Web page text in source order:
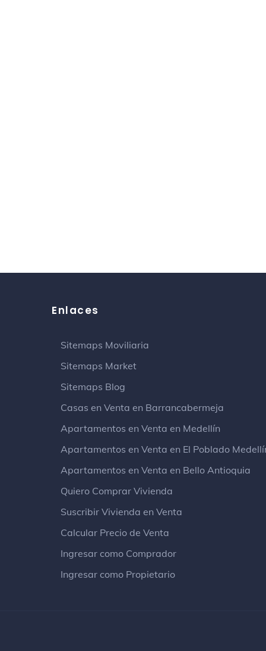
Enlaces
Sitemaps Moviliaria
Sitemaps Market
Sitemaps Blog
Casas en Venta en Barrancabermeja
Apartamentos en Venta en Medellín
Apartamentos en Venta en El Poblado
Apartamentos en Venta en Bello Antioquia
Quiero Comprar Vivienda
Suscribir Vivienda en Venta
Calcular Precio de Venta
Ingresar como Comprador
Ingresar como Propietario